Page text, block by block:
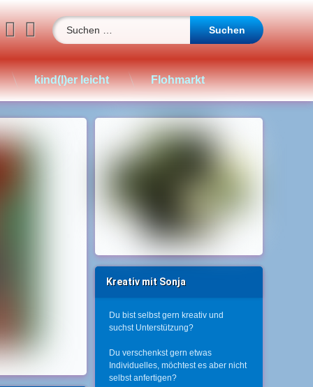
YouTube
E-mail
Suchen nach:
kind(l)er leicht Flohmarkt
Kreativ mit Sonja
Du bist selbst gern kreativ und
suchst Unterstützung?
Du verschenkst gern etwas
Individuelles, möchtest es aber nicht
selbst anfertigen?